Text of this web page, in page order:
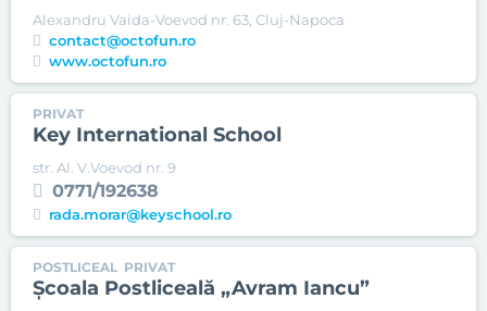
Alexandru Vaida-Voevod nr. 63, Cluj-Napoca
contact@octofun.ro
www.octofun.ro
PRIVAT
Key International School
str. Al. V.Voevod nr. 9
0771/192638
rada.morar@keyschool.ro
POSTLICEAL PRIVAT
Şcoala Postliceală „Avram Iancu”